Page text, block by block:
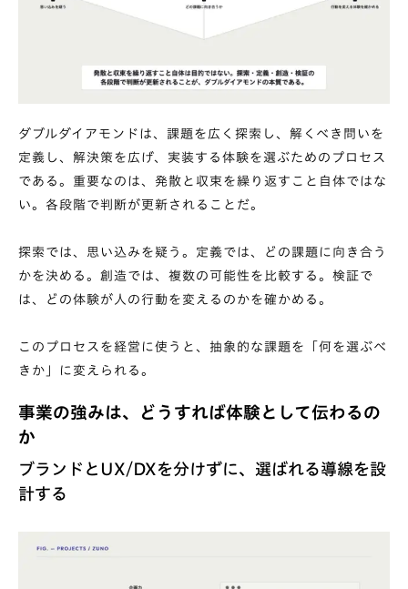
ダブルダイアモンドは、課題を広く探索し、解くべき問いを
定義し、解決策を広げ、実装する体験を選ぶためのプロセス
である。重要なのは、発散と収束を繰り返すこと自体ではな
い。各段階で判断が更新されることだ。
探索では、思い込みを疑う。定義では、どの課題に向き合う
かを決める。創造では、複数の可能性を比較する。検証で
は、どの体験が人の行動を変えるのかを確かめる。
このプロセスを経営に使うと、抽象的な課題を「何を選ぶべ
きか」に変えられる。
事業の強みは、どうすれば体験として伝わるの
か
ブランドとUX/DXを分けずに、選ばれる導線を設
計する